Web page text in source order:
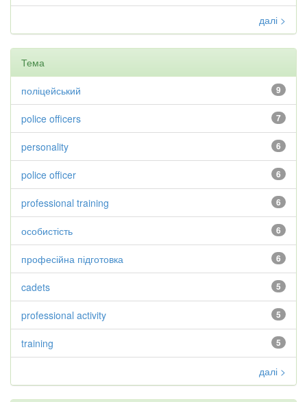
далі >
Тема
9
поліцейський
7
police officers
6
personality
6
police officer
6
professional training
6
особистість
6
професійна підготовка
5
cadets
5
professional activity
5
training
далі >